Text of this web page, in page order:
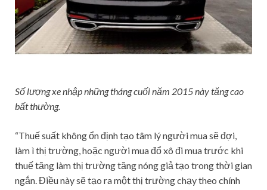
Số lượng xe nhập những tháng cuối năm 2015 này tăng cao
bất thường.
“Thuế suất không ổn định tạo tâm lý người mua sẽ đợi,
làm ì thị trường, hoặc người mua đổ xô đi mua trước khi
thuế tăng làm thị trường tăng nóng giả tạo trong thời gian
ngắn. Điều này sẽ tạo ra một thị trường chạy theo chính